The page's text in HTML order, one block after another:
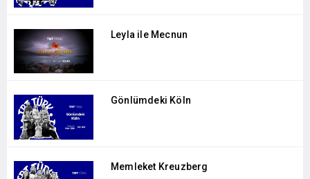
Leyla ile Mecnun
Gönlümdeki Köln
Memleket Kreuzberg